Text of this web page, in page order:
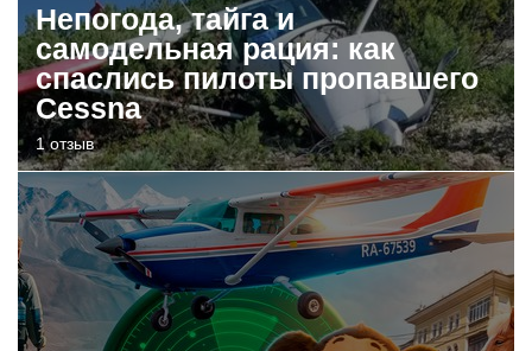
Непогода, тайга и
самодельная рация: как
спаслись пилоты пропавшего
Cessna
1 отзыв